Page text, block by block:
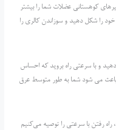
کوهستانی عضلات شما را بیشتر
را شکل دهید و سوزاندن کالری را
و با سرعتی راه بروید که احساس
باعث می شود شما به طور متوسط ​​عرق
راه رفتن با سرعتی را توصیه می‌کنیم